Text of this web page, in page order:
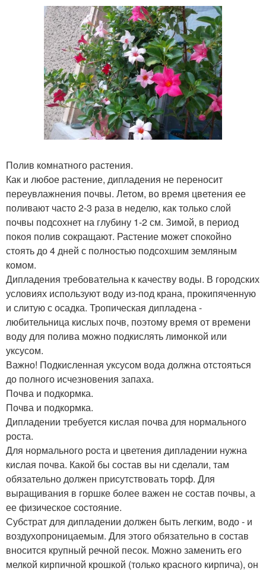
Полив комнатного растения.
Как и любое растение, дипладения не переносит
переувлажнения почвы. Летом, во время цветения ее
поливают часто 2-3 раза в неделю, как только слой
почвы подсохнет на глубину 1-2 см. Зимой, в период
покоя полив сокращают. Растение может спокойно
стоять до 4 дней с полностью подсохшим земляным
комом.
Дипладения требовательна к качеству воды. В городских
условиях используют воду из-под крана, прокипяченную
и слитую с осадка. Тропическая дипладена -
любительница кислых почв, поэтому время от времени
воду для полива можно подкислять лимонкой или
уксусом.
Важно! Подкисленная уксусом вода должна отстояться
до полного исчезновения запаха.
Почва и подкормка.
Почва и подкормка.
Дипладении требуется кислая почва для нормального
роста.
Для нормального роста и цветения дипладении нужна
кислая почва. Какой бы состав вы ни сделали, там
обязательно должен присутствовать торф. Для
выращивания в горшке более важен не состав почвы, а
ее физическое состояние.
Субстрат для дипладении должен быть легким, водо - и
воздухопроницаемым. Для этого обязательно в состав
вносится крупный речной песок. Можно заменить его
мелкой кирпичной крошкой (только красного кирпича), он